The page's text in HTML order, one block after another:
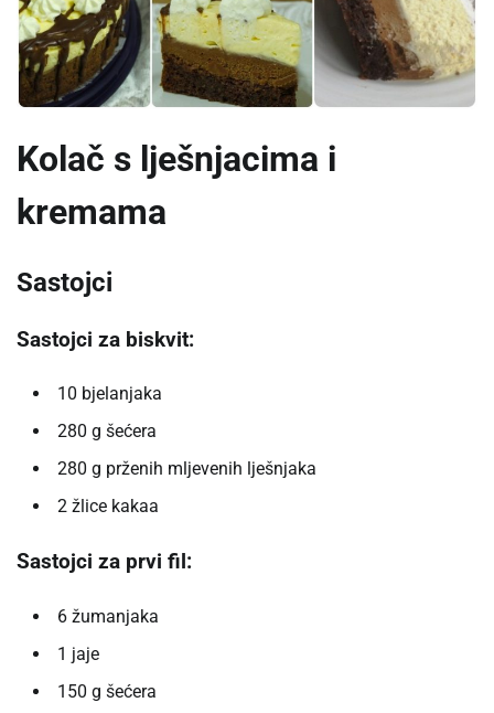
Kolač s lješnjacima i
kremama
Sastojci
Sastojci za biskvit:
10 bjelanjaka
280 g šećera
280 g prženih mljevenih lješnjaka
2 žlice kakaa
Sastojci za prvi fil:
6 žumanjaka
1 jaje
150 g šećera